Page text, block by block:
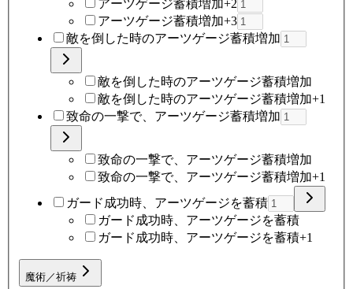
アーツゲージ蓄積増加+2
アーツゲージ蓄積増加+3
敵を倒した時のアーツゲージ蓄積増加
敵を倒した時のアーツゲージ蓄積増加
敵を倒した時のアーツゲージ蓄積増加+1
致命の一撃で、アーツゲージ蓄積増加
致命の一撃で、アーツゲージ蓄積増加
致命の一撃で、アーツゲージ蓄積増加+1
ガード成功時、アーツゲージを蓄積
ガード成功時、アーツゲージを蓄積
ガード成功時、アーツゲージを蓄積+1
魔術／祈祷